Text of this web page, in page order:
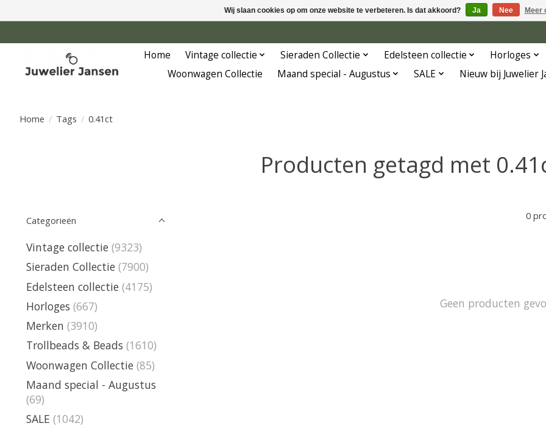
Home Vintage collectie Sieraden Collectie Edelsteen collectie Horloges
Woonwagen Collectie
Maand special - Augustus SALE Nieuw bij Juwelier
Home / Tags / 0.41ct
Producten getagd met
Categorieën
Vintage collectie (9323)
Sieraden Collectie (7900)
Edelsteen collectie (4175)
Horloges (667)
Merken (3910)
Trollbeads & Beads (1610)
Woonwagen Collectie (85)
Maand special - Augustus
(69)
SALE (1042)
0
Geen producten
Wij slaan cookies op om onze website te verbeteren. Is dat akkoord? Ja Nee Meer